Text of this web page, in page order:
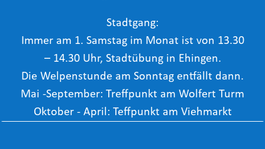
Stadtgang:
Immer am 1. Samstag im Monat ist von 13.30
– 14.30 Uhr, Stadtübung in Ehingen.
Die Welpenstunde am Sonntag entfällt dann.
Mai -September: Treffpunkt am Wolfert Turm
Oktober - April: Teffpunkt am Viehmarkt